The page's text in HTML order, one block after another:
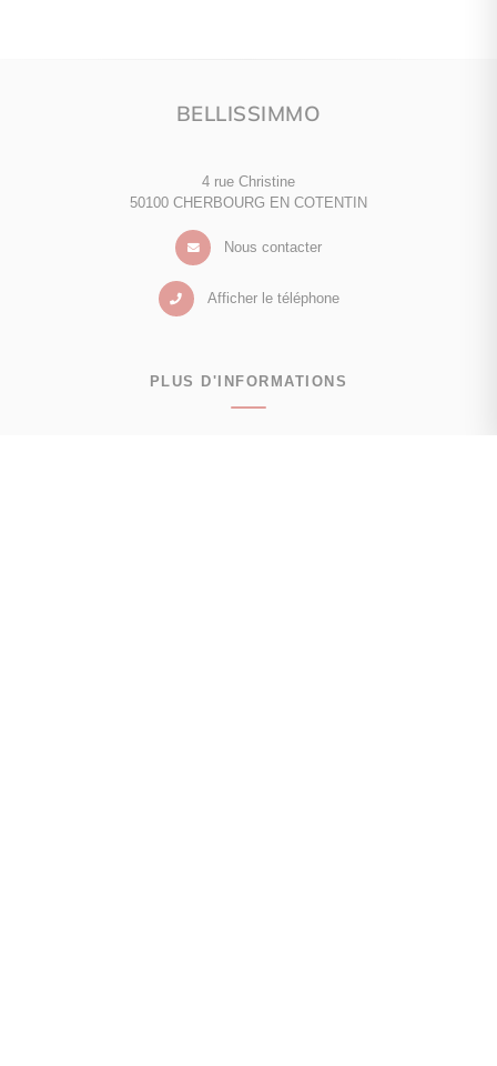
BELLISSIMMO
4 rue Christine
50100 CHERBOURG EN COTENTIN
Nous contacter
Afficher le téléphone
PLUS D'INFORMATIONS